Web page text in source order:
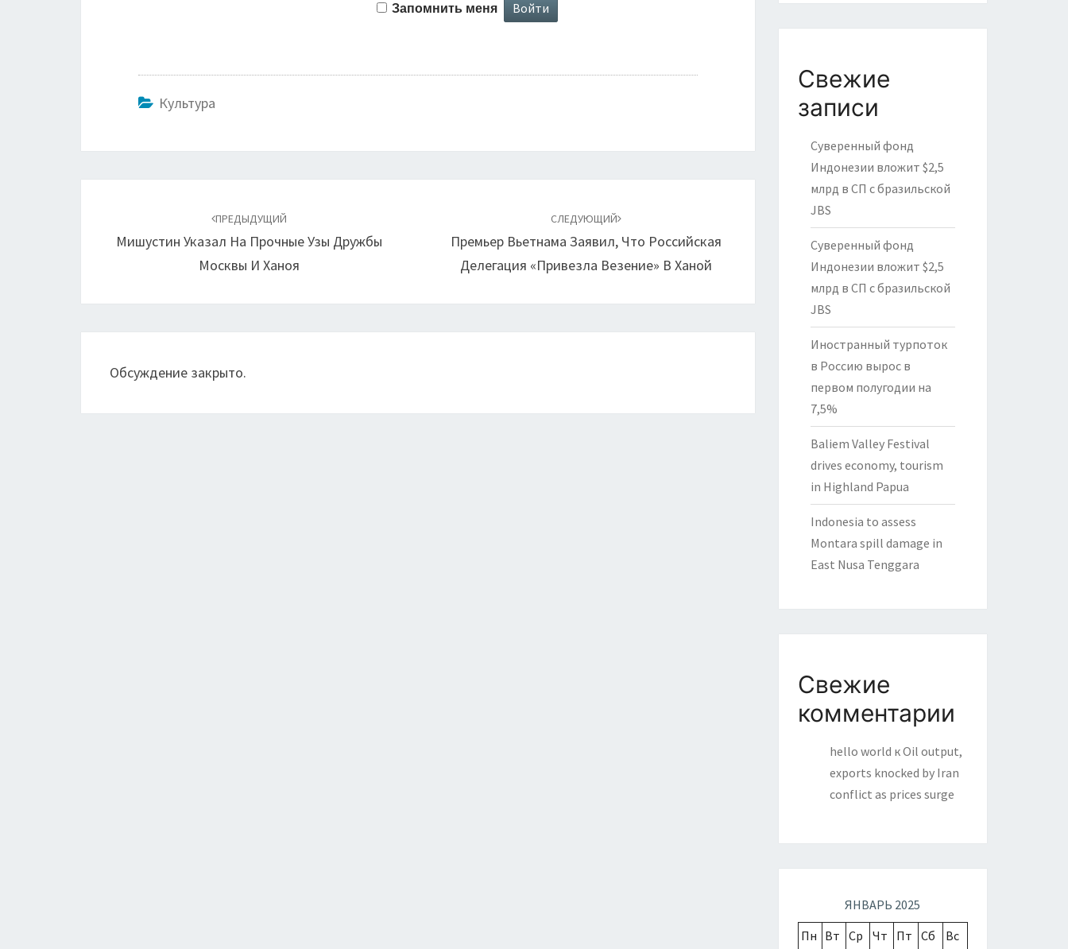
Запомнить меня
Культура
записям
ПРЕДЫДУЩИЙ
Мишустин Указал На Прочные Узы Дружбы
Москвы И Ханоя
СЛЕДУЮЩИЙ
Премьер Вьетнама Заявил, Что Российская
Делегация «привезла Везение» В Ханой
Обсуждение закрыто.
Свежие
записи
Суверенный фонд
Индонезии вложит $2,5
млрд в СП с бразильской
JBS
Суверенный фонд
Индонезии вложит $2,5
млрд в СП с бразильской
JBS
Иностранный турпоток
в Россию вырос в
первом полугодии на
7,5%
Baliem Valley Festival
drives economy, tourism
in Highland Papua
Indonesia to assess
Montara spill damage in
East Nusa Tenggara
Свежие
комментарии
hello world кOil output,
exports knocked by Iran
conflict as prices surge
ЯНВАРЬ 2025
Пн Вт Ср Чт Пт Сб Вс